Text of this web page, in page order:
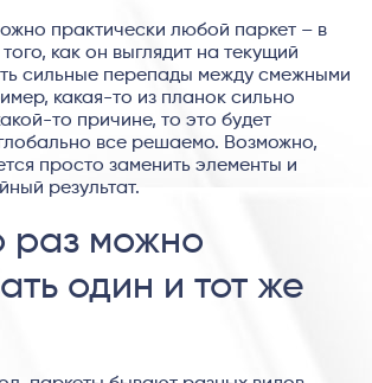
практически любой паркет – в
как он выглядит на текущий
сильные перепады между смежными
какая-то из планок сильно
то причине, то это будет
все решаемо. Возможно,
просто заменить элементы и
результат.
раз можно
один и тот же